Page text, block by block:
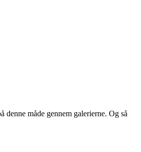
denne måde gennem galerierne. Og så